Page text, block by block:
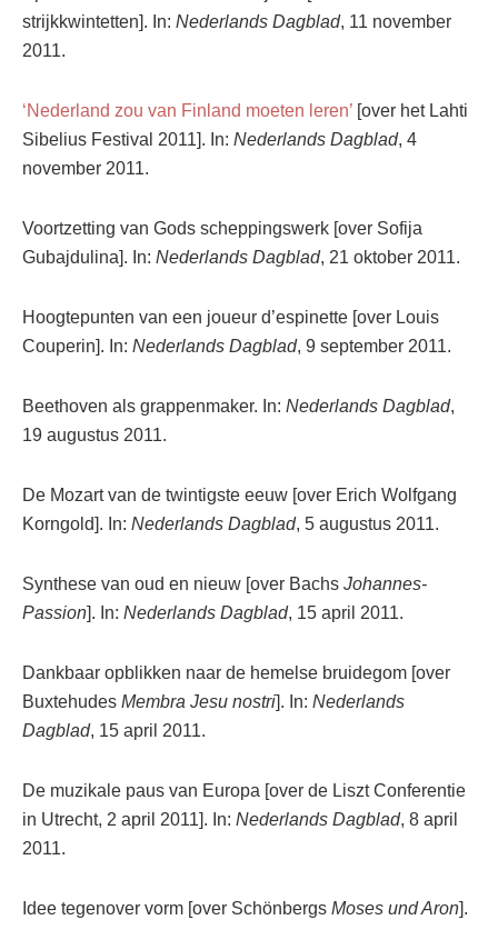
strijkkwintetten]. In: Nederlands Dagblad, 11 november
2011.
‘Nederland zou van Finland moeten leren’ [over het Lahti
Sibelius Festival 2011]. In: Nederlands Dagblad, 4
november 2011.
Voortzetting van Gods scheppingswerk [over Sofija
Gubajdulina]. In: Nederlands Dagblad, 21 oktober 2011.
Hoogtepunten van een joueur d’espinette [over Louis
Couperin]. In: Nederlands Dagblad, 9 september 2011.
Beethoven als grappenmaker. In: Nederlands Dagblad,
19 augustus 2011.
De Mozart van de twintigste eeuw [over Erich Wolfgang
Korngold]. In: Nederlands Dagblad, 5 augustus 2011.
Synthese van oud en nieuw [over Bachs Johannes-
Passion]. In: Nederlands Dagblad, 15 april 2011.
Dankbaar opblikken naar de hemelse bruidegom [over
Buxtehudes Membra Jesu nostri]. In: Nederlands
Dagblad, 15 april 2011.
De muzikale paus van Europa [over de Liszt Conferentie
in Utrecht, 2 april 2011]. In: Nederlands Dagblad, 8 april
2011.
Idee tegenover vorm [over Schönbergs Moses und Aron].